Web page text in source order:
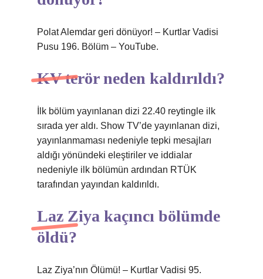
Polat Alemdar geri dönüyor! – Kurtlar Vadisi
Pusu 196. Bölüm – YouTube.
KV terör neden kaldırıldı?
İlk bölüm yayınlanan dizi 22.40 reytingle ilk
sırada yer aldı. Show TV’de yayınlanan dizi,
yayınlanmaması nedeniyle tepki mesajları
aldığı yönündeki eleştiriler ve iddialar
nedeniyle ilk bölümün ardından RTÜK
tarafından yayından kaldırıldı.
Laz Ziya kaçıncı bölümde
öldü?
Laz Ziya’nın Ölümü! – Kurtlar Vadisi 95.